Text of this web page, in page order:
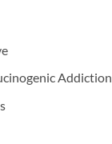
Addiction